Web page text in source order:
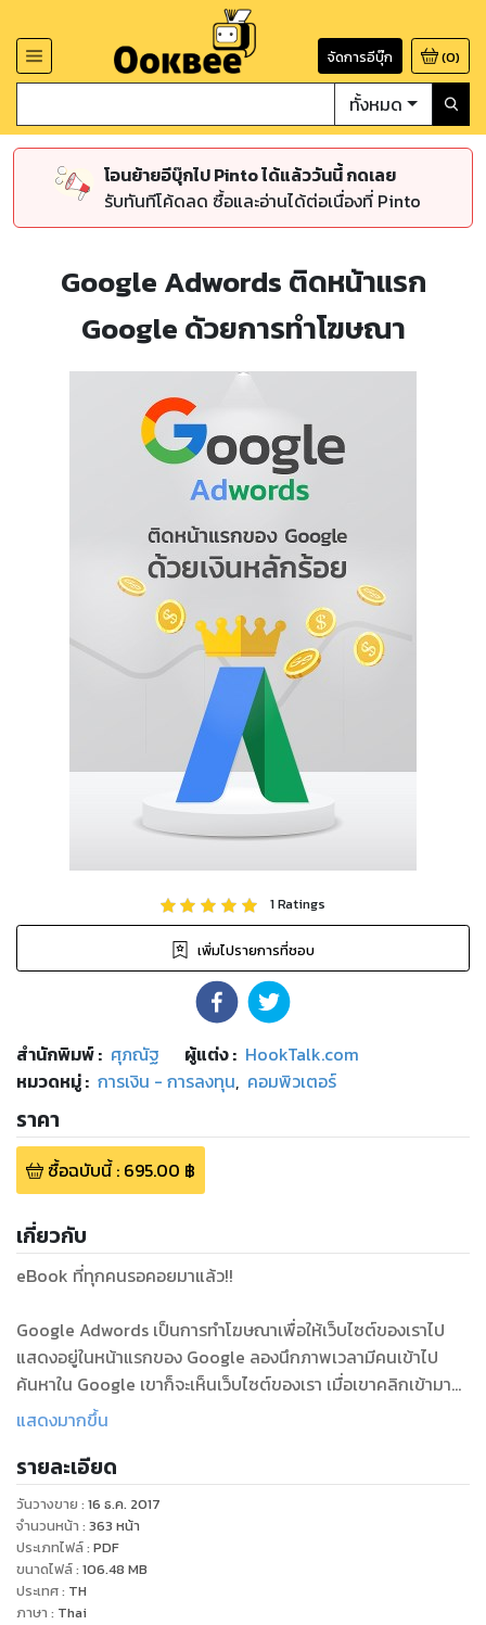
จัดการอีบุ๊ก (0)
ทั้งหมด
โอนย้ายอีบุ๊กไป Pinto ได้แล้ววันนี้ กดเลย
รับทันทีโค้ดลด ซื้อและอ่านได้ต่อเนื่องที่ Pinto
Google Adwords ติดหน้าแรก
Google ด้วยการทำโฆษณา
1Ratings
เพิ่มไปรายการที่ชอบ
สำนักพิมพ์: ศุภณัฐ ผู้แต่ง : HookTalk.com
หมวดหมู่: การเงิน - การลงทุน, คอมพิวเตอร์
ราคา
ซื้อฉบับนี้: 695.00 ฿
เกี่ยวกับ
eBook ที่ทุกคนรอคอยมาแล้ว!!
Google Adwords เป็นการทำโฆษณาเพื่อให้เว็บไซต์ของเราไป
แสดงอยู่ในหน้าแรกของ Google ลองนึกภาพเวลามีคนเข้าไป
ค้นหาใน Google เขาก็จะเห็นเว็บไซต์ของเรา เมื่อเขาคลิกเข้ามาที่
เว็บไซต์ของเราแล้วก็มีโอกาสที่จะซื้อสินค้าได้มาก Google
ใหญ่หรือขนาดเล็กหรือแม้กระทั่งพ่อค้าแม่ค้าออนไลน์ทั่วโลก
เราสามารถกำหนดคำค้นหา (Keyword) ได้ว่าจะให้โฆษณาแสดง
เฉพาะเมื่อมีการค้นหาด้วย Keyword ที่เราต้องการตัวอย่างเช่น ถ้า
เราขายสินค้า จักรยานออกกำลังกาย เราสามารถกำหนดให้
โฆษณาแสดงกับคนที่ค้นหาคำว่า "จักรยานออกกำลังกาย",
แสดงมากขึ้น
รายละเอียด
วันวางขาย : 16 ธ.ค. 2017
จำนวนหน้า : 363 หน้า
ประเภทไฟล์: PDF
ขนาดไฟล์: 106.48 MB
ประเทศ: TH
ภาษา : Thai